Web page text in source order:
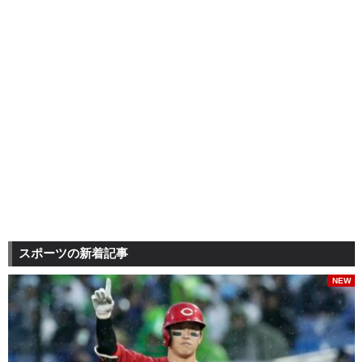
スポーツの新着記事
NEW